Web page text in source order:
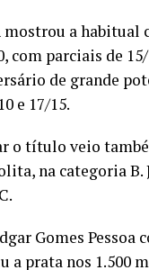
a habitual
com parciais de
de grande
e 17/15.
o título veio
na categoria
Gomes Pessoa
a prata nos 1.500